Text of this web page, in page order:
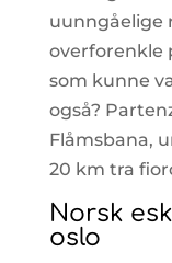
uunngåelige
overforenkle
som kunne
også?
Flåmsbana,
20 km tra
Norsk
oslo